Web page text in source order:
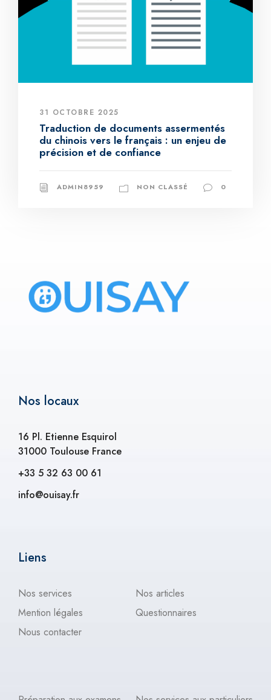
31 OCTOBRE 2025
Traduction de documents assermentés
du chinois vers le français : un enjeu de
précision et de confiance
ADMIN8959 NON CLASSÉ 0
Nos locaux
16 Pl. Etienne Esquirol
31000 Toulouse France
+33 5 32 63 00 61
info@ouisay.fr
Liens
Nos services
Nos articles
Mention légales
Questionnaires
Nous contacter